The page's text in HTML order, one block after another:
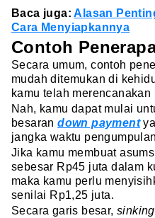
Baca juga:Alasan
Cara Menyiapkannya
Contoh
Secara umum, contoh
mudah ditemukan di
kamu telah
Nah, kamu dapat mulai
besarandown payment
jangka waktu
Jika kamu membuat
sebesar Rp45 juta dalam
maka kamu perlu
senilai Rp1,25 juta.
Secara garis besar,